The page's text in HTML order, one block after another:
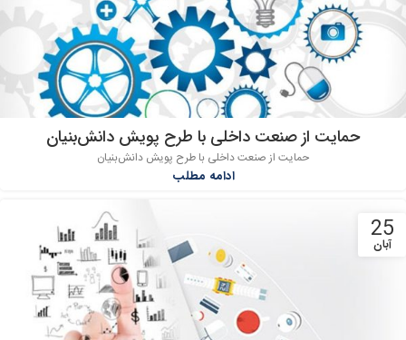
حمایت از صنعت داخلی با طرح پویش دانش‌بنیان
حمایت از صنعت داخلی با طرح پویش دانش‌بنیان
ادامه مطلب
25
آبان